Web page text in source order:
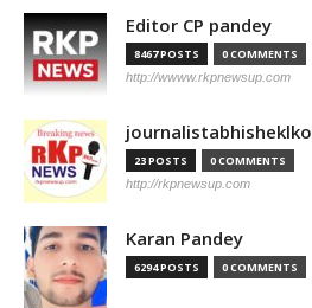
Editor CP pandey
8467 POSTS 0 COMMENTS
http://wwww.rkpnewsup.com
journalistabhisheklko
23 POSTS 0 COMMENTS
http://rkpnewsup.com
Karan Pandey
6294 POSTS 0 COMMENTS